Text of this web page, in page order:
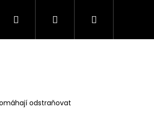
RADY A INSPIRACE
Hledat PřihlášeníNákupní
odstraňovat